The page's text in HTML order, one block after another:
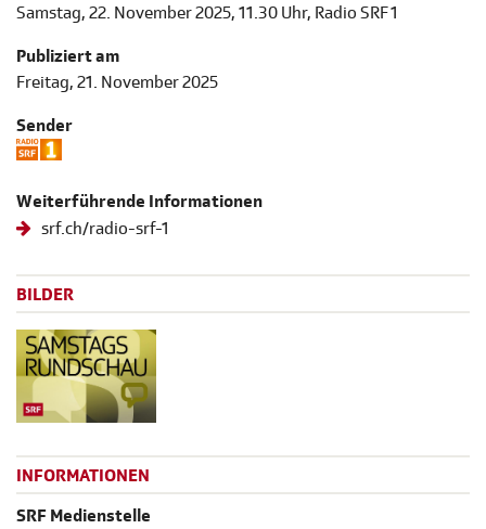
Samstag, 22. November 2025, 11.30 Uhr, Radio SRF 1
Publiziert am
Freitag, 21. November 2025
Sender
Weiterführende Informationen
srf.ch/radio-srf-1
BILDER
INFORMATIONEN
SRF Medienstelle